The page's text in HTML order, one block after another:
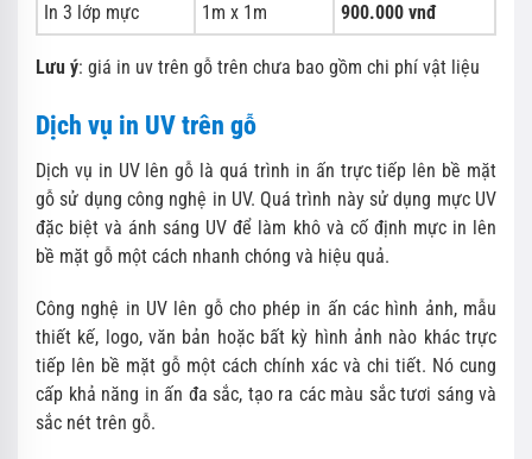
In 3 lớp mực
1m x 1m 900.000 vnđ
Lưu ý: giá in uv trên gỗ trên chưa bao gồm chi phí vật liệu
Dịch vụ in UV trên gỗ
Dịch vụ in UV lên gỗ là quá trình in ấn trực tiếp lên bề mặt
gỗ sử dụng công nghệ in UV. Quá trình này sử dụng mực UV
đặc biệt và ánh sáng UV để làm khô và cố định mực in lên
bề mặt gỗ một cách nhanh chóng và hiệu quả.
Công nghệ in UV lên gỗ cho phép in ấn các hình ảnh, mẫu
thiết kế, logo, văn bản hoặc bất kỳ hình ảnh nào khác trực
tiếp lên bề mặt gỗ một cách chính xác và chi tiết. Nó cung
cấp khả năng in ấn đa sắc, tạo ra các màu sắc tươi sáng và
sắc nét trên gỗ.